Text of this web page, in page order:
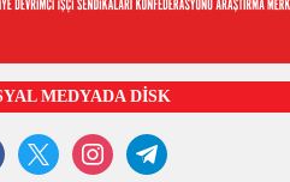
MEDYADA DİSK
x instagramtelegram